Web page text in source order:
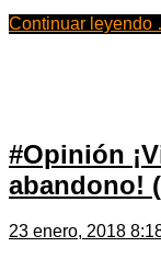
Continuar leyendo
#Opinión
abandono!
23 enero, 2018